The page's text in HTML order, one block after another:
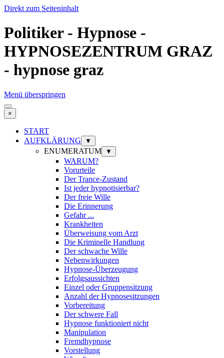
Direkt zum Seiteninhalt
Politiker - Hypnose -
HYPNOSEZENTRUM GRAZ
- hypnose graz
Menü überspringen
×
START
AUFKLÄRUNG
▼
ENUMERATUM ▼
WARUM?
Vorurteile
Der Trance-Zustand
Ist jeder hypnotisierbar?
Der freie Wille
Die Erinnerung
Gefahr ...
Krankheiten
Überweisung vom Arzt
Die Kriminelle Handlung
Der schwache Wille
Nebenwirkungen
Hypnose-Überzeugung
Erfolgsaussichten
Einzel oder Gruppensitzung
Anzahl der Hypnosesitzungen
Vorbereitung
Der schwere Fall
Hypnose funktioniert nicht
Manipulation
Fremdhypnose
Vorstellung